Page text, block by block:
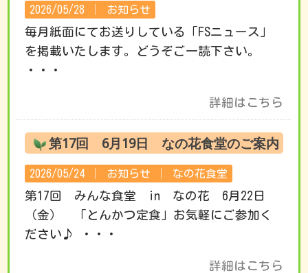
2026/05/28 │ お知らせ
毎月紙面にてお送りしている「FSニュース」
を掲載いたします。どうぞご一読下さい。
・・・
詳細はこちら
第17回 6月19日 なの花食堂のご案内
2026/05/24 │ お知らせ なの花食堂
第17回 みんな食堂 in なの花 6月22日
（金） 「とんかつ定食」お気軽にご参加く
ださい♪ ・・・
詳細はこちら